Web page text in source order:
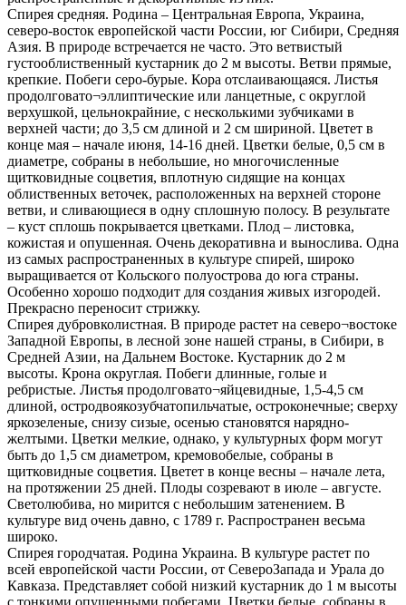
Спирея средняя. Родина – Центральная Европа, Украина,
северо-восток европейской части России, юг Сибири, Средняя
Азия. В природе встречается не часто. Это ветвистый
густооблиственный кустарник до 2 м высоты. Ветви прямые,
крепкие. Побеги серо-бурые. Кора отслаивающаяся. Листья
продолговато¬эллиптические или ланцетные, с округлой
верхушкой, цельнокрайние, с несколькими зубчиками в
верхней части; до 3,5 см длиной и 2 см шириной. Цветет в
конце мая – начале июня, 14-16 дней. Цветки белые, 0,5 см в
диаметре, собраны в небольшие, но многочисленные
щитковидные соцветия, вплотную сидящие на концах
облиственных веточек, расположенных на верхней стороне
ветви, и сливающиеся в одну сплошную полосу. В результате
– куст сплошь покрывается цветками. Плод – листовка,
кожистая и опушенная. Очень декоративна и вынослива. Одна
из самых распространенных в культуре спирей, широко
выращивается от Кольского полуострова до юга страны.
Особенно хорошо подходит для создания живых изгородей.
Прекрасно переносит стрижку.
Спирея дубровколистная. В природе растет на северо¬востоке
Западной Европы, в лесной зоне нашей страны, в Сибири, в
Средней Азии, на Дальнем Востоке. Кустарник до 2 м
высоты. Крона округлая. Побеги длинные, голые и
ребристые. Листья продолговато¬яйцевидные, 1,5-4,5 см
длиной, остродвоякозубчатопильчатые, остроконечные; сверху
ярко­зеленые, снизу сизые, осенью становятся нарядно­
желтыми. Цветки мелкие, однако, у культурных форм могут
быть до 1,5 см диаметром, кремово­белые, собраны в
щитковидные соцветия. Цветет в конце весны – начале лета,
на протяжении 25 дней. Плоды созревают в июле – августе.
Светолюбива, но мирится с небольшим затенением. В
культуре вид очень давно, с 1789 г. Распространен весьма
широко.
Спирея городчатая. Родина Украина. В культуре растет по
всей европейской части России, от Северо­Запада и Урала до
Кавказа. Представляет собой низкий кустарник до 1 м высоты